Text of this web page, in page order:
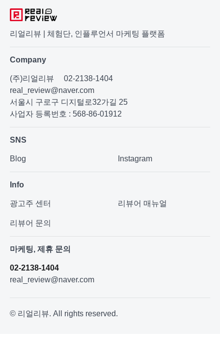
리얼리뷰 | 체험단, 인플루언서 마케팅 플랫폼
Company
(주)리얼리뷰
02-2138-1404
real_review@naver.com
서울시 구로구 디지털로32가길 25
사업자 등록번호 : 568-86-01912
SNS
Blog Instagram
Info
광고주 센터 리뷰어 매뉴얼
리뷰어 문의
마케팅, 제휴 문의
02-2138-1404
real_review@naver.com
© 리얼리뷰. All rights reserved.